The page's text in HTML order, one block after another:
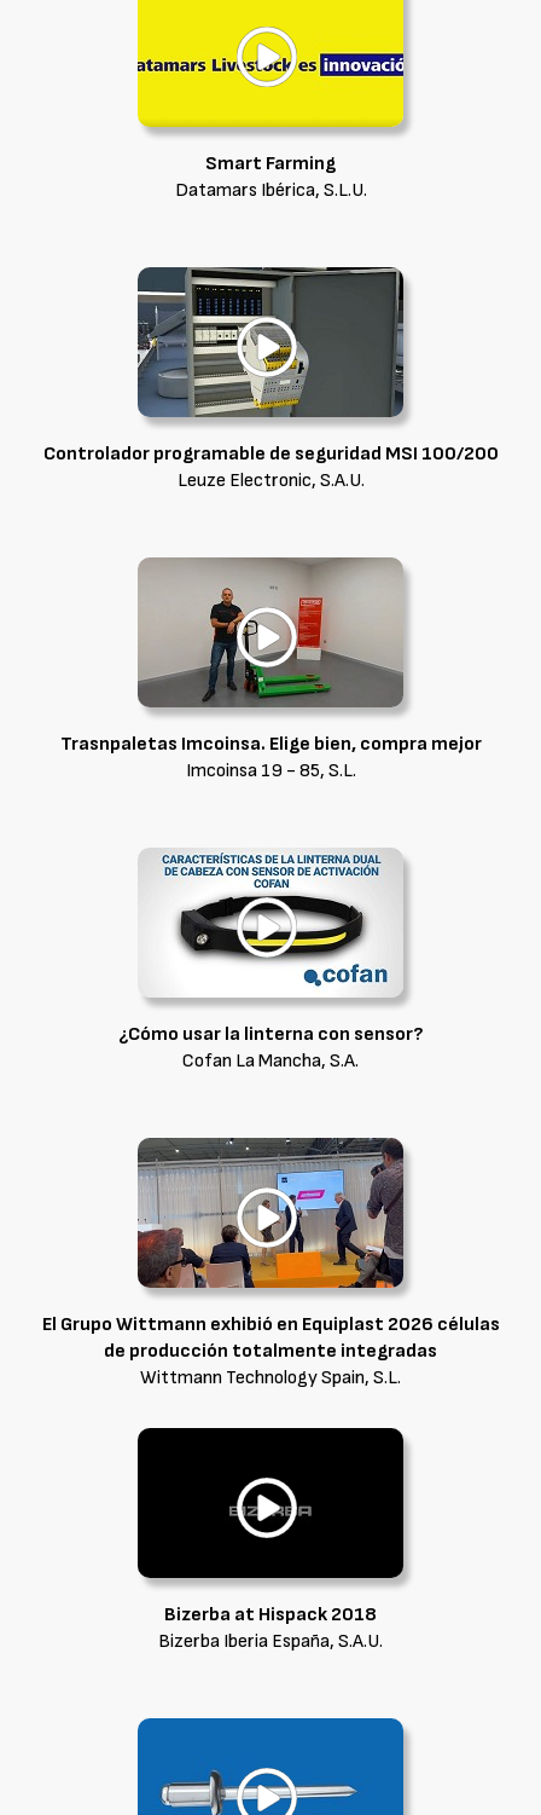
Smart Farming
Datamars Ibérica, S.L.U.
Controlador programable de seguridad MSI 100/200
Leuze Electronic, S.A.U.
Trasnpaletas Imcoinsa. Elige bien, compra mejor
Imcoinsa 19 - 85, S.L.
¿Cómo usar la linterna con sensor?
Cofan La Mancha, S.A.
El Grupo Wittmann exhibió en Equiplast 2026 células
de producción totalmente integradas
Wittmann Technology Spain, S.L.
Bizerba at Hispack 2018
Bizerba Iberia España, S.A.U.